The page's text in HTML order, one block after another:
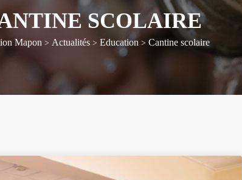
SCOLAIRE
Mapon> Actualités> Education> Cantine scolaire